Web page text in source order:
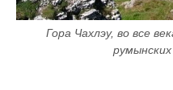
Гора Чахлэу, во все